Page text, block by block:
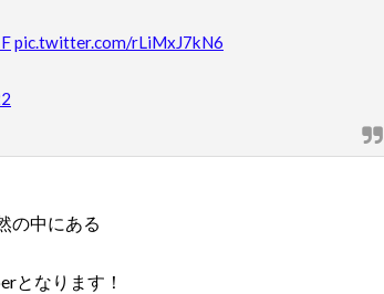
pic.twitter.com/rLiMxJ7kN6
の中にある
となります！